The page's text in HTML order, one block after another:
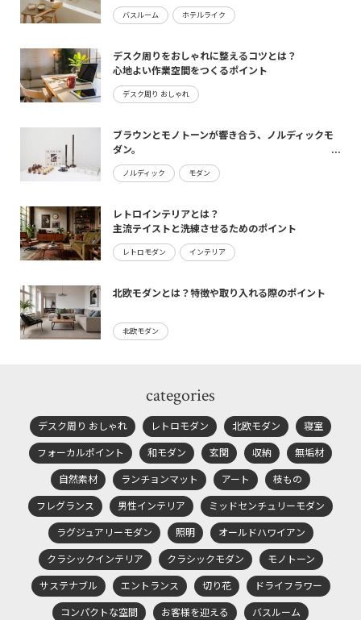
バスルーム ホテルライク
デスク周りをおしゃれに整えるコツとは？
心地よい作業空間をつくるポイント
デスク周り おしゃれ
ブラウンとモノトーンが響き合う、ノルディックモ
ダン。
maturite新作のご案内
ノルディック モダン
レトロインテリアとは？
主流テイストと洗練させるためのポイント
レトロモダン インテリア
北欧モダンとは？特徴や取り入れる際のポイント
北欧モダン
categories
デスク周り おしゃれ レトロモダン 北欧モダン
寝室
フォーカルポイント
和モダン 玄関 収納
無垢材
自然素材
ランチョンマット アート
枝もの
フレグランス
男性インテリア
ミッドセンチュリーモダン
ラグジュアリーモダン
照明
オールドハワイアン
クラシックインテリア
クラシックモダン
モノトーン
サステナブル
エントランス 切り花
ドライフラワー
コンパクトな空間
お客様を迎える
バスルーム